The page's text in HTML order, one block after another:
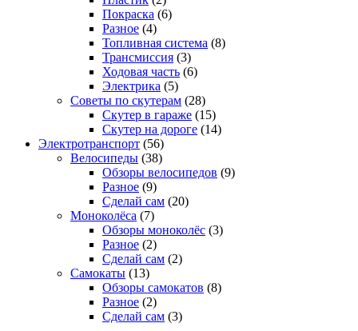
Покраска (6)
Разное (4)
Топливная система (8)
Трансмиссия (3)
Ходовая часть (6)
Электрика (5)
Советы по скутерам (28)
Скутер в гараже (15)
Скутер на дороге (14)
Электротранспорт (56)
Велосипеды (38)
Обзоры велосипедов (9)
Разное (9)
Сделай сам (20)
Моноколёса (7)
Обзоры моноколёс (3)
Разное (2)
Сделай сам (2)
Самокаты (13)
Обзоры самокатов (8)
Разное (2)
Сделай сам (3)